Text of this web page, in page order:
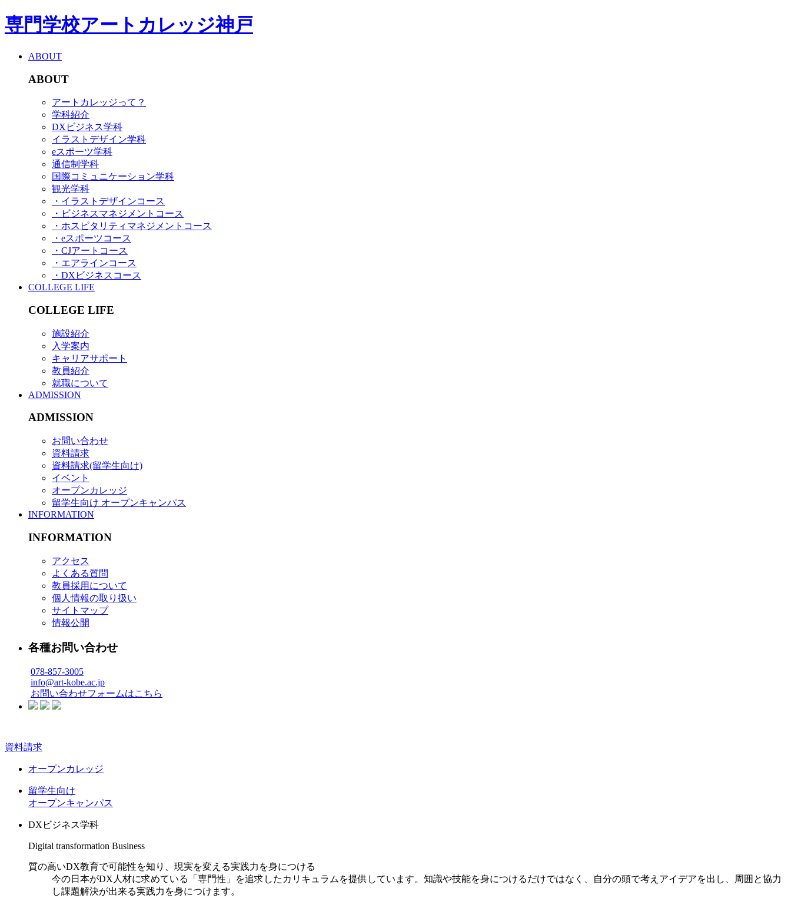
専門学校アートカレッジ神戸
ABOUT
ABOUT
アートカレッジって？
学科紹介
DXビジネス学科
イラストデザイン学科
eスポーツ学科
通信制学科
国際コミュニケーション学科
観光学科
・イラストデザインコース
・ビジネスマネジメントコース
・ホスピタリティマネジメントコース
・eスポーツコース
・CJアートコース
・エアラインコース
・DXビジネスコース
COLLEGE LIFE
COLLEGE LIFE
施設紹介
入学案内
キャリアサポート
教員紹介
就職について
ADMISSION
ADMISSION
お問い合わせ
資料請求
資料請求(留学生向け)
イベント
オープンカレッジ
留学生向け オープンキャンパス
INFORMATION
INFORMATION
アクセス
よくある質問
教員採用について
個人情報の取り扱い
サイトマップ
情報公開
各種お問い合わせ
078-857-3005
info@art-kobe.ac.jp
お問い合わせフォームはこちら
資料請求
オープンカレッジ
留学生向け
オープンキャンパス
DXビジネス学科
Digital transformation Business
質の高いDX教育で可能性を知り、現実を変える実践力を身につける
今の日本がDX人材に求めている「専門性」を追求したカリキュラムを提供しています。知識や技能を身につけるだけではなく、自分の頭で考えアイデアを出し、周囲と協力
し課題解決が出来る実践力を身につけます。